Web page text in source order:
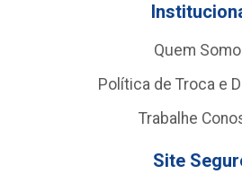
Quem
Política de Troca e
Trabalhe
Site